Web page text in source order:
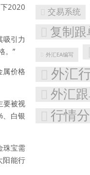
2020
吸引力
。”
属价格
要被视
白银
珠宝需
阳能行
交易系统
复制跟
外汇EA编写
外汇
外汇
行情